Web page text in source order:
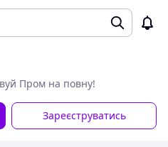
Пром на повну!
Зареєструватись